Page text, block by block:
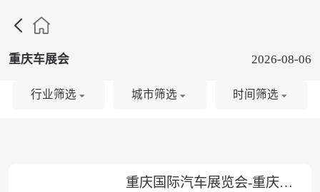

重庆车展会 2026-08-06
重庆国际汽车展览会-重庆车展
行业筛选 城市筛选 时间筛选